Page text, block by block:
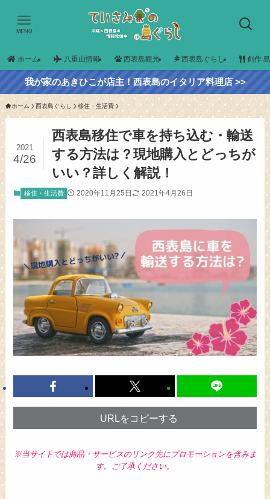
MENU
ホーム 八重山情報 西表島観光 西表島ぐらし 創作
我が家のあきひこが店主！西表島のイタリア料理店 >>
ホーム 西表島ぐらし 移住・生活費
西表島移住で車を持ち込む・輸送
する方法は？現地購入とどっちが
いい？詳しく解説！
2021
4/26
移住・生活費 2020年11月25日 2021年4月26日
URLをコピーする
※当サイトでは商品・サービスのリンク先にプロモーションを含みま
す。ご了承ください。